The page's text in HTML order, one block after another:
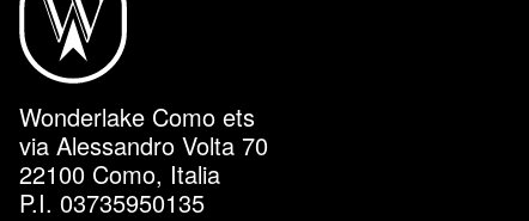
Wonderlake Como ets
via Alessandro Volta 70
22100 Como, Italia
P.I. 03735950135